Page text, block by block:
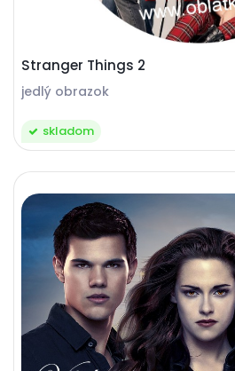
Stranger Things 2
jedlý obrazok
skladom